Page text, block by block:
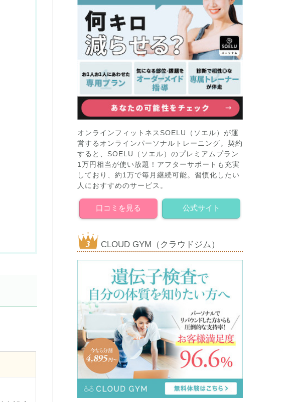
特徴
オンラインフィットネスSOELU（ソエル）が運
営するオンラインパーソナルトレーニング。契約
すると、SOELU（ソエル）のプレミアムプラン
1万円相当が使い放題！アフターサポートも充実
しており、約1万で毎月継続可能。習慣化したい
人におすすめのサービス。
口コミを見る 公式サイト
CLOUD GYM（クラウドジム）